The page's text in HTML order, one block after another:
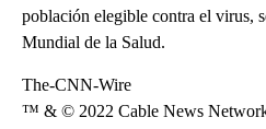
población elegible contra el virus,
Mundial de la Salud.
The-CNN-Wire
™ & © 2022 Cable News